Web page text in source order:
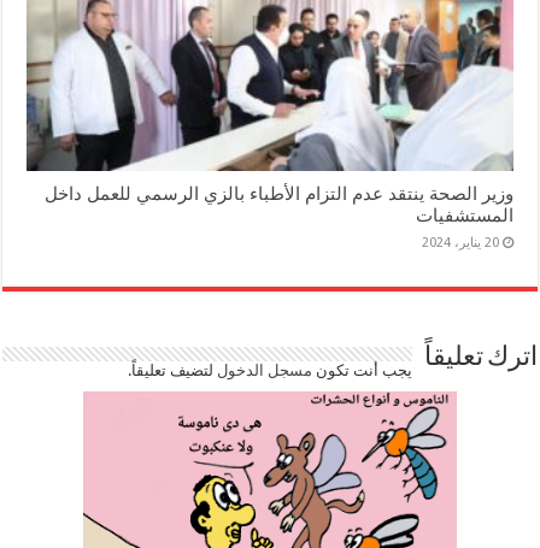
وزير الصحة ينتقد عدم التزام الأطباء بالزي الرسمي للعمل داخل
المستشفيات
20 يناير، 2024
اترك تعليقاً يجب أنت تكون مسجل الدخوللتضيف تعليقاً.